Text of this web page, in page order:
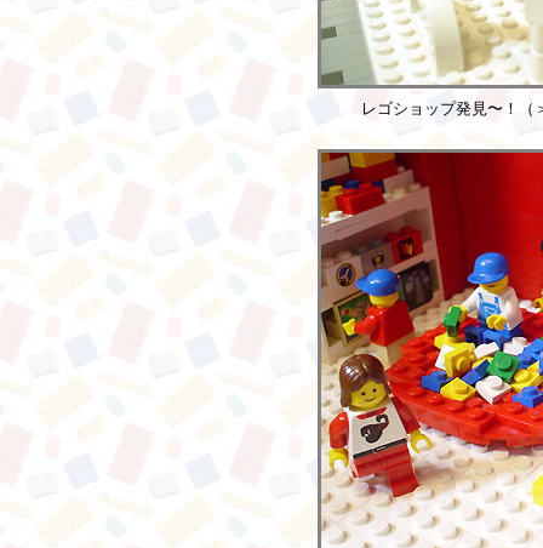
レゴショップ発見〜！（